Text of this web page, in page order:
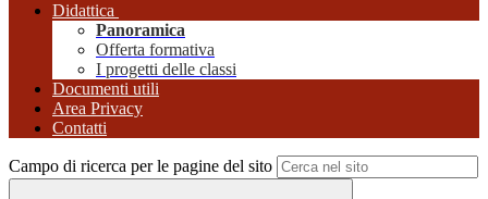
Didattica
Panoramica
Offerta formativa
I progetti delle classi
Documenti utili
Area Privacy
Contatti
Campo di ricerca per le pagine del sito